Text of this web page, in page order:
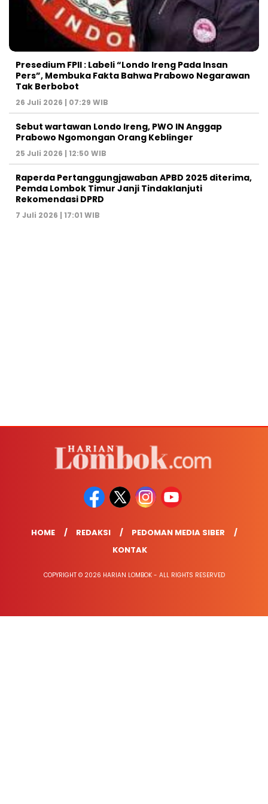
Presedium FPII : Labeli “Londo Ireng Pada Insan
Pers”, Membuka Fakta Bahwa Prabowo Negarawan
Tak Berbobot
26 Juli 2026 | 07:29 WIB
Sebut wartawan Londo Ireng, PWO IN Anggap
Prabowo Ngomongan Orang Keblinger
25 Juli 2026 | 12:50 WIB
Raperda Pertanggungjawaban APBD 2025 diterima,
Pemda Lombok Timur Janji Tindaklanjuti
Rekomendasi DPRD
7 Juli 2026 | 17:01 WIB
HOME REDAKSI
PEDOMAN MEDIA SIBER
KONTAK
COPYRIGHT © 2026 HARIAN LOMBOK - ALL RIGHTS RESERVED